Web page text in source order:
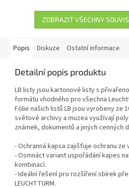
zpracováním
ZOBRAZIT VŠECHNY
Popis Diskuze Ostatní informace
Detailní popis produktu
LB listy jsou kartonové listy s
formátu vhodného pro všechna
Fólie našich listů LB jsou vyrobeny ze
světové archivy a muzea využívají
známek, dokumentů a jiných cenných
- Ochranná kapsa zajišťuje ochranu ze
- Osmnáct variant uspořádání kapes
kombinací.
- Ideální řešení pro rozšíření sbírek
LEUCHTTURM.